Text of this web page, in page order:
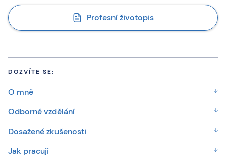
Profesní životopis
DOZVÍTE SE:
O mně
Odborné vzdělání
Dosažené zkušenosti
Jak pracuji